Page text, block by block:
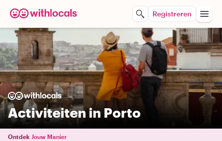
Registreren
Activiteiten in Porto
Ontdek Jouw Manier